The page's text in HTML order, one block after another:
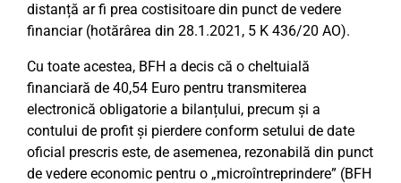
distanță ar fi prea costisitoare din punct de vedere
financiar (hotărârea din 28.1.2021, 5 K 436/20 AO).
Cu toate acestea, BFH a decis că o cheltuială
financiară de 40,54 Euro pentru transmiterea
electronică obligatorie a bilanțului, precum și a
contului de profit și pierdere conform setului de date
oficial prescris este, de asemenea, rezonabilă din punct
de vedere economic pentru o „microîntreprindere” (BFH